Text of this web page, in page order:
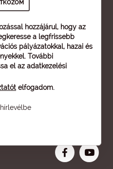
hozzájárul, hogy az
a legfrissebb
pályázatokkal, hazai és
További
el az adatkezelési
elfogadom.